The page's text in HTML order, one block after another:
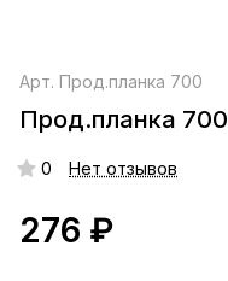
Арт. Прод.планка 700
Прод.планка 700
0 Нет отзывов
276 ₽